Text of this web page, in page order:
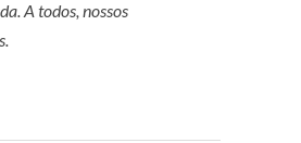
A todos, nossos